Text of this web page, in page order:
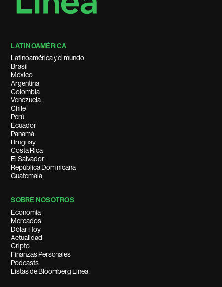
LATINOAMÉRICA
Latinoamérica y el mundo
Brasil
México
Argentina
Colombia
Venezuela
Chile
Perú
Ecuador
Panamá
Uruguay
Costa Rica
El Salvador
República Dominicana
Guatemala
SOBRE NOSOTROS
Economía
Mercados
Dólar Hoy
Actualidad
Cripto
Finanzas Personales
Podcasts
Listas de Bloomberg Línea